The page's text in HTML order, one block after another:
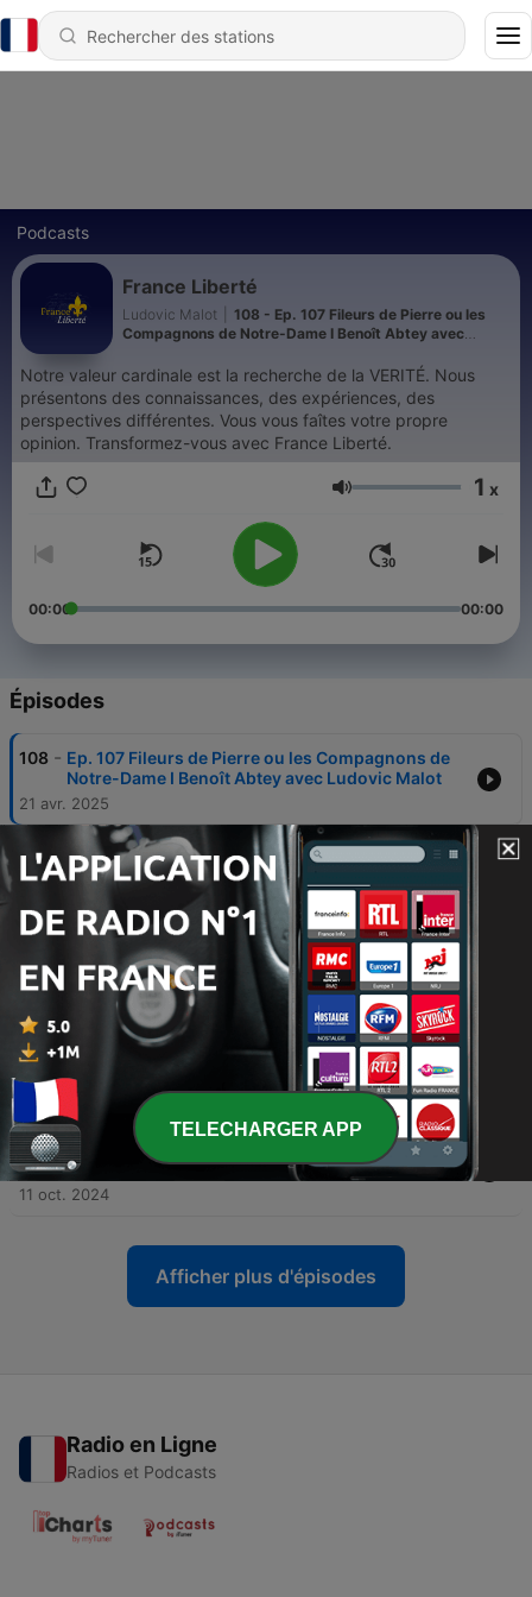
Podcasts
France Liberté
Ludovic Malot
108 - Ep. 107 Fileurs de Pierre ou les
Compagnons de Notre-Dame I Benoît Abtey avec
Notre valeur cardinale est la recherche de la VERITÉ. Nous
présentons des connaissances, des expériences, des
perspectives différentes. Vous vous faîtes votre propre
opinion. Transformez-vous avec France Liberté.
Volume 1 x
00:00 00:00
Épisodes
108 - Ep. 107 Fileurs de Pierre ou les Compagnons de
Notre-Dame I Benoît Abtey avec Ludovic Malot
21 avr. 2025
107 -
Ep.106 Macron à Notre Dame, chute de la Syrie,
l’accélération du chaos mondialiste ! La Matinale |
Ludovic Malot | Géopolitique Profonde
14 déc. 2024
106 -
Ep.105 La vérité éclate enfin ! Tout sur l’attentat
de Notre-Dame | Ludovic Malot | GPTV
105 - Ep.104 "L'Attentat de Notre Dame" avec Ludovic
Malot - Libre Journal Radio Courtoisie
14 déc. 2024
104 - Ep. 103 Claude Jarry des Loges - Astrologie
perspectives année 2025 avec Ludovic Malot
11 oct. 2024
Afficher plus d'épisodes
Radio en Ligne
Radios et Podcasts
TELECHARGER APP